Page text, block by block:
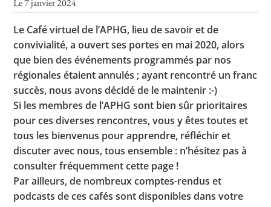
Toutes les actualités
Les rendez-vous de l’APHG
Concours de recrutement
Concours scolaires
Conférences, tables rondes
Critique d’ouvrages publiés
Culture
Le Café virtuel de l’APHG, lieu de savoir et de
convivialité, a ouvert ses portes en mai 2020, alors
que bien des événements programmés par nos
régionales étaient annulés ; ayant rencontré un franc
succès, nous avons décidé de le maintenir :-)
Si les membres de l’APHG sont bien sûr prioritaires
pour ces diverses rencontres, vous y êtes toutes et
tous les bienvenus pour apprendre, réfléchir et
discuter avec nous, tous ensemble : n’hésitez pas à
consulter fréquemment cette page !
Par ailleurs, de nombreux comptes-rendus et
podcasts de ces cafés sont disponibles dans votre